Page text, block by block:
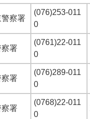
察署
(076)253-011
0
署
(0761)22-011
0
署
(076)289-011
0
署
(0768)22-011
0